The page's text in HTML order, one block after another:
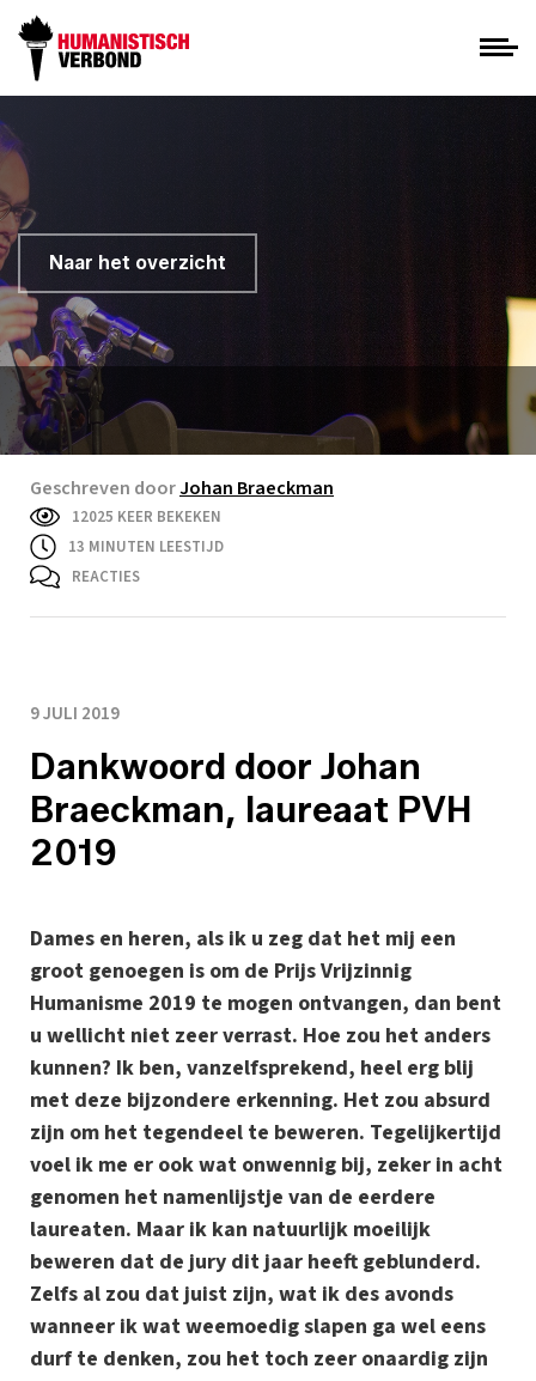
Naar het overzicht
Geschreven doorJohan Braeckman
12025 KEER BEKEKEN
13 MINUTEN LEESTIJD
REACTIES
9 JULI 2019
Dankwoord door Johan
Braeckman, laureaat PVH
2019
Dames en heren, als ik u zeg dat het mij een
groot genoegen is om de Prijs Vrijzinnig
Humanisme 2019 te mogen ontvangen, dan bent
u wellicht niet zeer verrast. Hoe zou het anders
kunnen? Ik ben, vanzelfsprekend, heel erg blij
met deze bijzondere erkenning. Het zou absurd
zijn om het tegendeel te beweren. Tegelijkertijd
voel ik me er ook wat onwennig bij, zeker in acht
genomen het namenlijstje van de eerdere
laureaten. Maar ik kan natuurlijk moeilijk
beweren dat de jury dit jaar heeft geblunderd.
Zelfs al zou dat juist zijn, wat ik des avonds
wanneer ik wat weemoedig slapen ga wel eens
durf te denken, zou het toch zeer onaardig zijn